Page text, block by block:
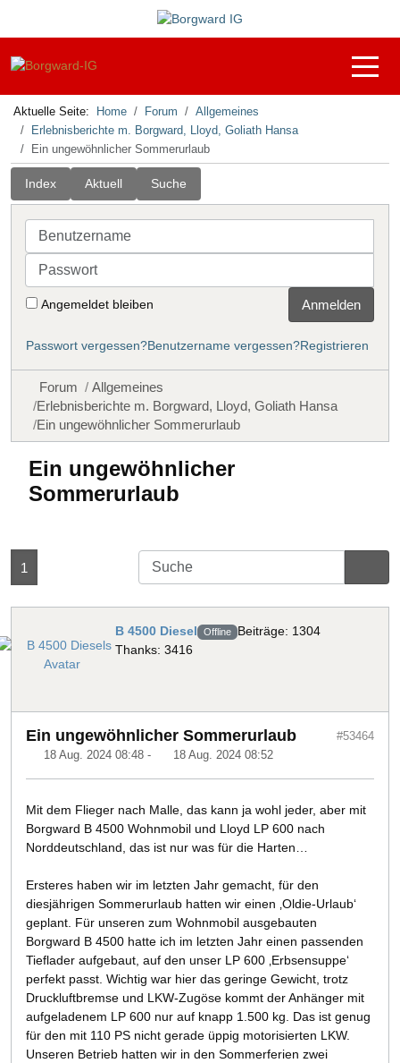
Off-
Aktuelle Seite: Home Forum
Allgemeines
Erlebnisberichte m. Borgward, Lloyd, Goliath Hansa
Ein ungewöhnlicher Sommerurlaub
Index Aktuell Suche
Benutzername
Passwort
Angemeldet bleiben Anmelden
Passwort vergessen?Benutzername vergessen?Registrieren
Forum
Allgemeines
Erlebnisberichte m. Borgward, Lloyd, Goliath Hansa
Ein ungewöhnlicher Sommerurlaub
Ein ungewöhnlicher
Sommerurlaub
1
B 4500 Diesel Offline Beiträge: 1304
Thanks: 3416
Ein ungewöhnlicher Sommerurlaub
18 Aug. 2024 08:48 - 18 Aug. 2024 08:52
#53464
Mit dem Flieger nach Malle, das kann ja wohl jeder, aber mit
Borgward B 4500 Wohnmobil und Lloyd LP 600 nach
Norddeutschland, das ist nur was für die Harten…
Ersteres haben wir im letzten Jahr gemacht, für den
diesjährigen Sommerurlaub hatten wir einen ‚Oldie-Urlaub‘
geplant. Für unseren zum Wohnmobil ausgebauten
Borgward B 4500 hatte ich im letzten Jahr einen passenden
Tieflader aufgebaut, auf den unser LP 600 ‚Erbsensuppe‘
perfekt passt. Wichtig war hier das geringe Gewicht, trotz
Druckluftbremse und LKW-Zugöse kommt der Anhänger mit
aufgeladenem LP 600 nur auf knapp 1.500 kg. Das ist genug
für den mit 110 PS nicht gerade üppig motorisierten LKW.
Unseren Betrieb hatten wir in den Sommerferien zwei